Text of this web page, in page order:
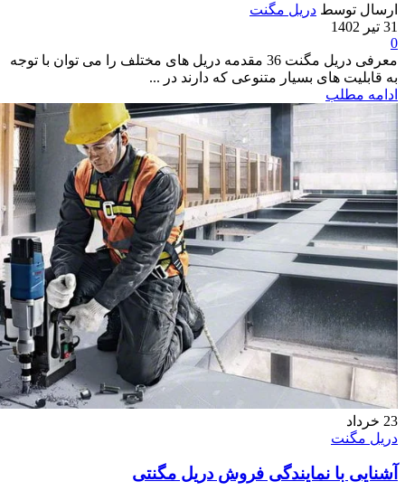
ارسال توسط دریل مگنت
31 تیر 1402
0
معرفی دریل مگنت 36 مقدمه دریل های مختلف را می توان با توجه
به قابلیت های بسیار متنوعی که دارند در ...
ادامه مطلب
23 خرداد
دریل مگنت
آشنایی با نمایندگی فروش دریل مگنتی